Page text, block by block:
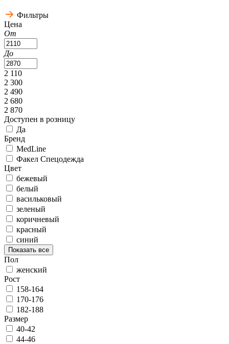
Фильтры
Цена
От
До
2 110
2 300
2 490
2 680
2 870
Доступен в розницу
Да
Бренд
MedLine
Факел Спецодежда
Цвет
бежевый
белый
васильковый
зеленый
коричневый
красный
синий
Показать все
Пол
женский
Рост
158-164
170-176
182-188
Размер
40-42
44-46